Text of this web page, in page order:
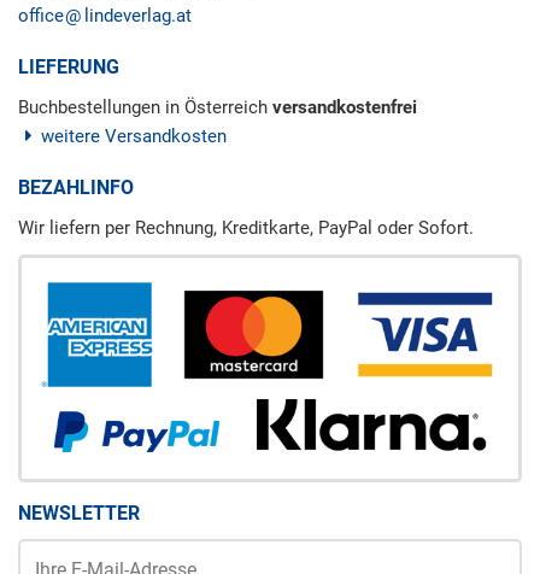
office
lindeverlag.at
LIEFERUNG
Buchbestellungen in Österreich versandkostenfrei
weitere Versandkosten
BEZAHLINFO
Wir liefern per Rechnung, Kreditkarte, PayPal oder Sofort.
NEWSLETTER